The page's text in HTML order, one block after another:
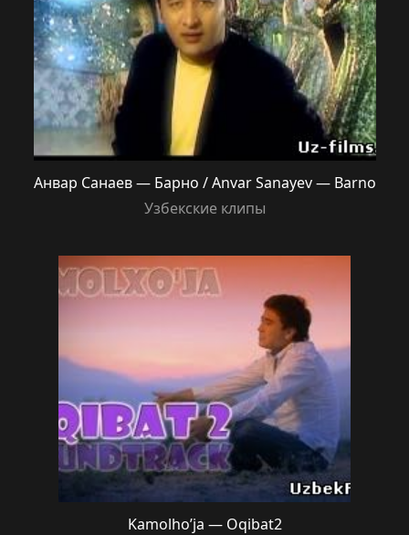
Анвар Санаев — Барно / Anvar Sanayev — Barno
Узбекские клипы
Kamolho’ja — Oqibat2